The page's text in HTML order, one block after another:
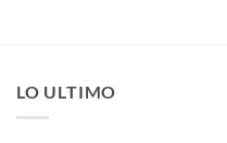
LO ULTIMO